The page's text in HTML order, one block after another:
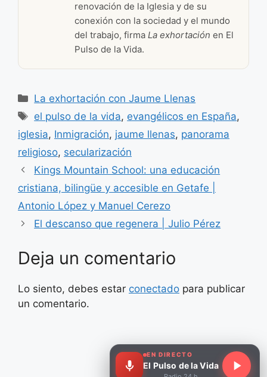
EN DIRECTO
El Pulso de la Vida
renovación de la Iglesia y de su
conexión con la sociedad y el mundo
del trabajo, firma La exhortación en El
Pulso de la Vida.
Categorías
La exhortación con Jaume Llenas
Etiquetas
el pulso de la vida, evangélicos en España,
iglesia, Inmigración, jaume llenas, panorama
religioso, secularización
Kings Mountain School: una educación
cristiana, bilingüe y accesible en Getafe |
Antonio López y Manuel Cerezo
El descanso que regenera | Julio Pérez
Deja un comentario
Lo siento, debes estar conectado para publicar
un comentario.